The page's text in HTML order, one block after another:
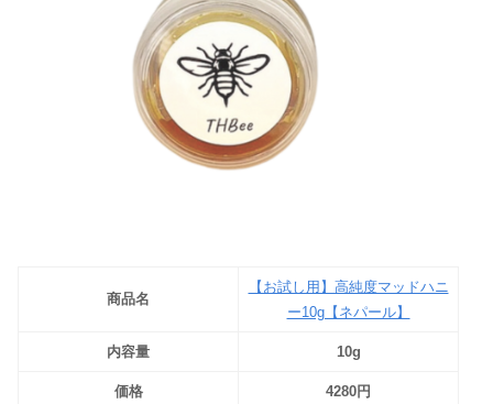
商品名
【お試し用】高純度マッドハニ
ー10g【ネパール】
内容量 10g
価格 4280円